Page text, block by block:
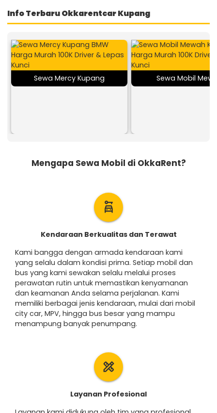
Info Terbaru Okkarentcar Kupang
Sewa Mercy Kupang Sewa Mobil
Mengapa Sewa Mobil di OkkaRent?
car_rental
Kendaraan Berkualitas dan Terawat
Kami bangga dengan armada kendaraan kami
yang selalu dalam kondisi prima. Setiap mobil dan
bus yang kami sewakan selalu melalui proses
perawatan rutin untuk memastikan kenyamanan
dan keamanan Anda selama perjalanan. Kami
memiliki berbagai jenis kendaraan, mulai dari mobil
city car, MPV, hingga bus besar yang mampu
menampung banyak penumpang.
design_services
Layanan Profesional